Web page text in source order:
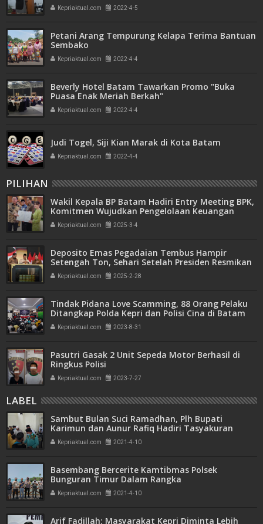
Kepriaktual.com 2022-4-5
Petani Arang Tempurung Kelapa Terima Bantuan
Sembako
Kepriaktual.com 2022-4-4
Beverly Hotel Batam Tawarkan Promo "Buka
Puasa Enak Meriah Berkah"
Kepriaktual.com 2022-4-4
Judi Togel, Siji Kian Marak di Kota Batam
Kepriaktual.com 2022-4-4
PILIHAN
Wakil Kepala BP Batam Hadiri Entry Meeting BPK,
Komitmen Wujudkan Pengelolaan Keuangan
Transparan dan Akuntabel
Kepriaktual.com 2025-3-4
Deposito Emas Pegadaian Tembus Hampir
Setengah Ton, Sehari Setelah Presiden Resmikan
Bank Emas
Kepriaktual.com 2025-2-28
Tindak Pidana Love Scamming, 88 Orang Pelaku
Ditangkap Polda Kepri dan Polisi Cina di Batam
Kepriaktual.com 2023-8-31
Pasutri Gasak 2 Unit Sepeda Motor Berhasil di
Ringkus Polisi
Kepriaktual.com 2023-7-27
LABEL
Sambut Bulan Suci Ramadhan, Plh Bupati
Karimun dan Aunur Rafiq Hadiri Tasyakuran
Kepriaktual.com 2021-4-10
Basembang Bercerite Kamtibmas Polsek
Bunguran Timur Dalam Rangka
Mensosialisasikan Karhutla dan Covid-19
Kepriaktual.com 2021-4-10
Arif Fadillah: Masyarakat Kepri Diminta Lebih